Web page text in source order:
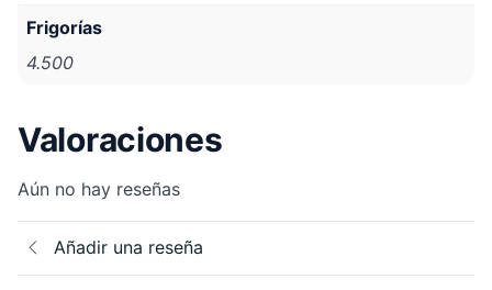
Frigorías
4.500
Valoraciones
Aún no hay reseñas
Añadir una reseña